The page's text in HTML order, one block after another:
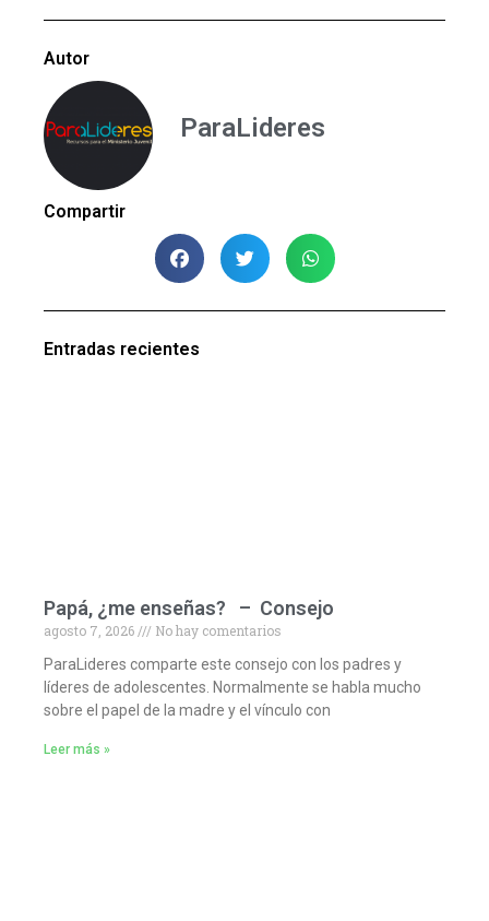
Autor
ParaLideres
Compartir
Entradas recientes
Papá, ¿me enseñas? – Consejo
agosto 7, 2026
No hay comentarios
ParaLideres comparte este consejo con los padres y
líderes de adolescentes. Normalmente se habla mucho
sobre el papel de la madre y el vínculo con
Leer más »